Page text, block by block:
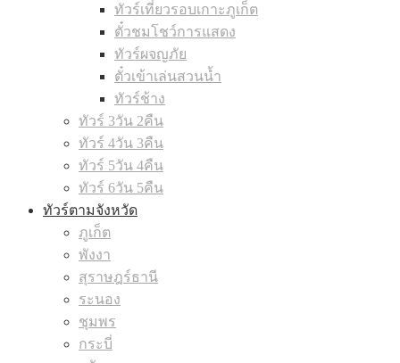
ทัวร์เที่ยวรอบเกาะภูเก็ต
ตั๋วชมโชว์การแสดง
ทัวร์ผจญภัย
ตั๋วเข้าเล่นสวนน้ำ
ทัวร์ช้าง
ทัวร์ 3วัน 2คืน
ทัวร์ 4วัน 3คืน
ทัวร์ 5วัน 4คืน
ทัวร์ 6วัน 5คืน
ทัวร์ตามจังหวัด
ภูเก็ต
พังงา
สุราษฎร์ธานี
ระนอง
ชุมพร
กระบี่